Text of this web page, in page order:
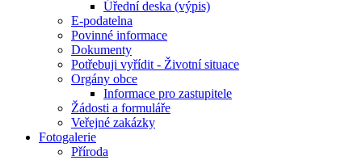
Úřední deska (výpis)
E-podatelna
Povinné informace
Dokumenty
Potřebuji vyřídit - Životní situace
Orgány obce
Informace pro zastupitele
Žádosti a formuláře
Veřejné zakázky
Fotogalerie
Příroda